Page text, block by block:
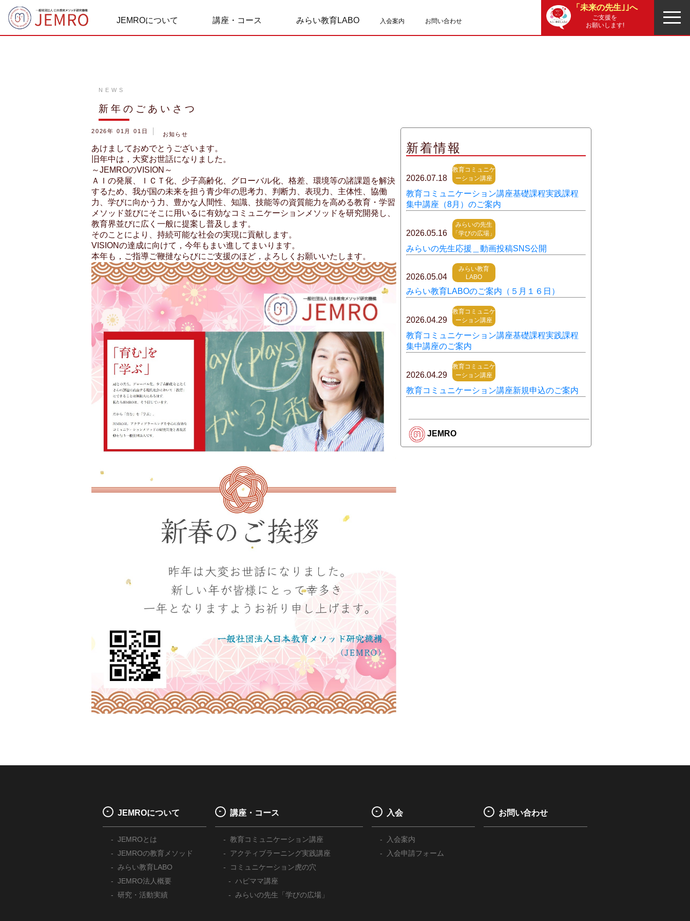
JEMROについて 講座・コース みらい教育LABO 入会案内 お問い合わせ
「未来の先生｣｣へ
ご支援を
お願いします!
NEWS
新年のごあいさつ
2026年 01月 01日 お知らせ
あけましておめでとうございます。
旧年中は，大変お世話になりました。
～JEMROのVISION～
ＡＩの発展、ＩＣＴ化、少子高齢化、グローバル化、格差、環境等の諸課題を解決
するため、我が国の未来を担う青少年の思考力、判断力、表現力、主体性、協働
力、学びに向かう力、豊かな人間性、知識、技能等の資質能力を高める教育・学習
メソッド並びにそこに用いるに有効なコミュニケーションメソッドを研究開発し、
教育界並びに広く一般に提案し普及します。
そのことにより、持続可能な社会の実現に貢献します。
VISIONの達成に向けて，今年もまい進してまいります。
本年も，ご指導ご鞭撻ならびにご支援のほど，よろしくお願いいたします。
新着情報
2026.07.18
教育コミュニケ
ーション講座
教育コミュニケーション講座基礎課程実践課程
集中講座（8月）のご案内
2026.05.16
みらいの先生
「学びの広場」
みらいの先生応援＿動画投稿SNS公開
2026.05.04
みらい教育
LABO
みらい教育LABOのご案内（５月１６日）
2026.04.29
教育コミュニケ
ーション講座
教育コミュニケーション講座基礎課程実践課程
集中講座のご案内
2026.04.29
教育コミュニケ
ーション講座
教育コミュニケーション講座新規申込のご案内
JEMRO
JEMROについて
JEMROとは
JEMROの教育メソッド
みらい教育LABO
JEMRO法人概要
研究・活動実績
講座・コース
教育コミュニケーション講座
アクティブラーニング実践講座
コミュニケーション虎の穴
ハピママ講座
みらいの先生「学びの広場」
入会
入会案内
入会申請フォーム
お問い合わせ